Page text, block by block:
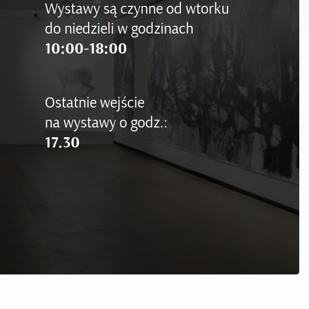
Wystawy są czynne od wtorku
do niedzieli w godzinach
10:00-18:00
Ostatnie wejście
na wystawy o godz.:
17.30